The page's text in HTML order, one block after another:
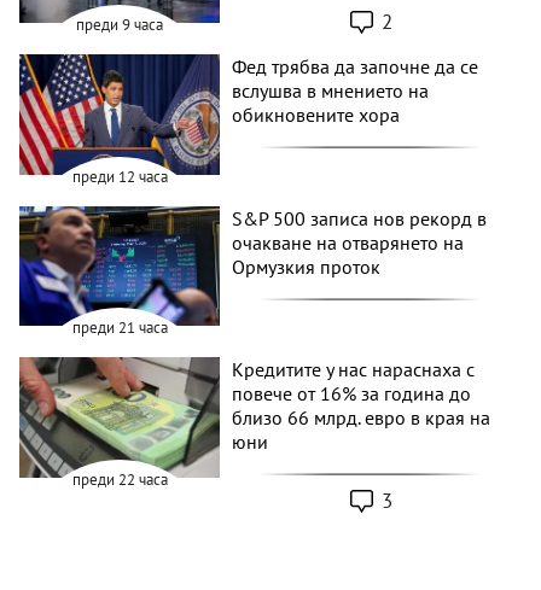
преди 9 часа 2
преди 12 часа
Фед трябва да започне да се
вслушва в мнението на
обикновените хора
преди 21 часа
S&P 500 записа нов рекорд в
очакване на отварянето на
Ормузкия проток
преди 22 часа
Кредитите у нас нараснаха с
повече от 16% за година до
близо 66 млрд. евро в края на
юни
3